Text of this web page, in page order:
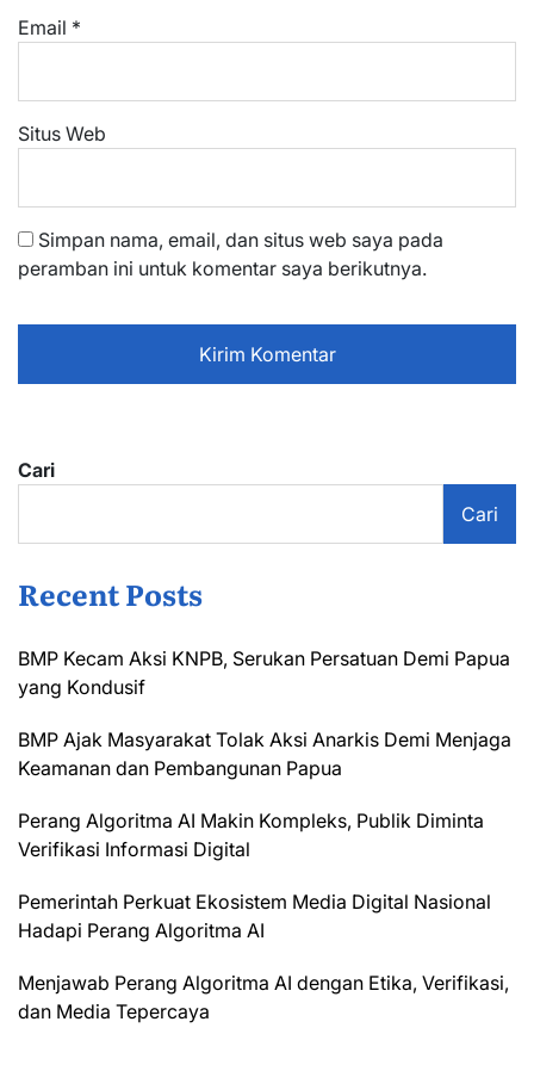
Email *
Situs Web
Simpan nama, email, dan situs web saya pada
peramban ini untuk komentar saya berikutnya.
Cari
Cari
Recent Posts
BMP Kecam Aksi KNPB, Serukan Persatuan Demi Papua
yang Kondusif
BMP Ajak Masyarakat Tolak Aksi Anarkis Demi Menjaga
Keamanan dan Pembangunan Papua
Perang Algoritma AI Makin Kompleks, Publik Diminta
Verifikasi Informasi Digital
Pemerintah Perkuat Ekosistem Media Digital Nasional
Hadapi Perang Algoritma AI
Menjawab Perang Algoritma AI dengan Etika, Verifikasi,
dan Media Tepercaya